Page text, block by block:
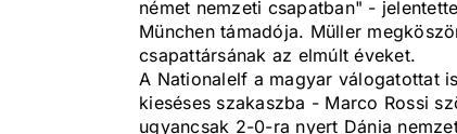
német nemzeti csapatban" -
München támadója. Müller
csapattársának az elmúlt éveket.
A Nationalelf a magyar válogatottat
kieséses szakaszba - Marco Rossi
ugyancsak 2-0-ra nyert Dánia